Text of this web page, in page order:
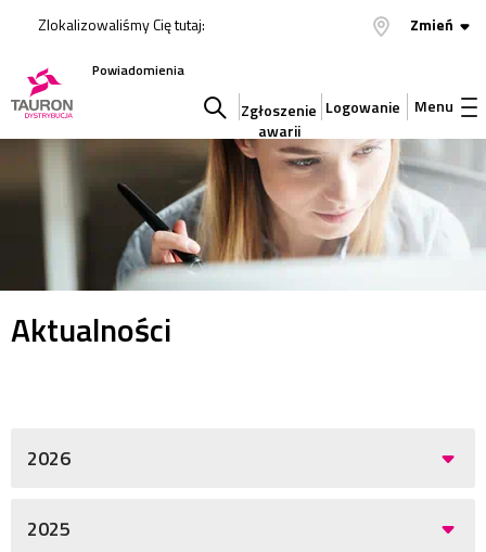
Zlokalizowaliśmy Cię tutaj: Zmień
Powiadomienia
Szukaj
w
serwisie
Zgłoszenie
awarii
Logowanie Menu
Aktualności
2026
2025